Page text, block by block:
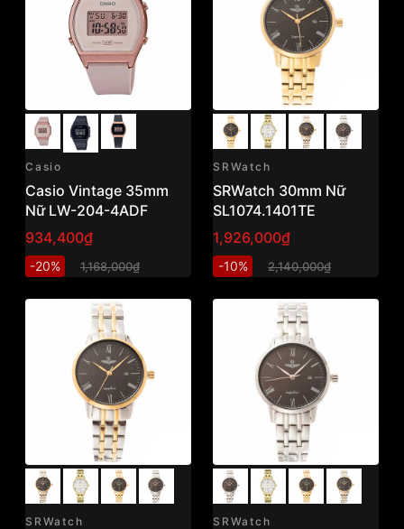
Casio
Casio Vintage 35mm
Nữ LW-204-4ADF
934,400₫
-20% 1,168,000₫
SRWatch
SRWatch 30mm Nữ
SL1074.1401TE
1,926,000₫
-10% 2,140,000₫
SRWatch SRWatch